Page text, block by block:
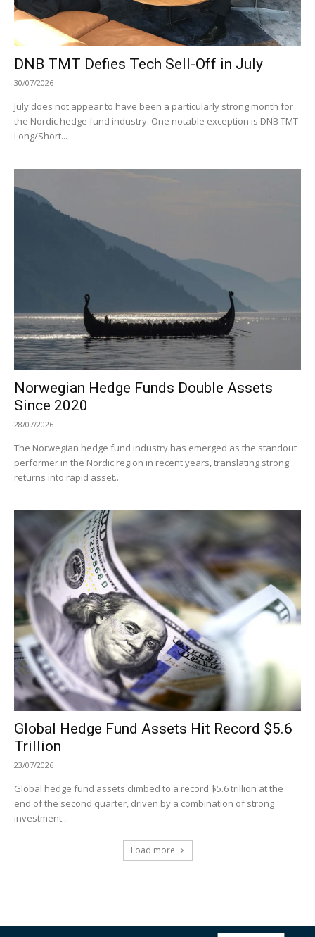
DNB TMT Defies Tech Sell-Off in July
30/07/2026
July does not appear to have been a particularly strong month for
the Nordic hedge fund industry. One notable exception is DNB TMT
Long/Short...
Norwegian Hedge Funds Double Assets
Since 2020
28/07/2026
The Norwegian hedge fund industry has emerged as the standout
performer in the Nordic region in recent years, translating strong
returns into rapid asset...
Global Hedge Fund Assets Hit Record $5.6
Trillion
23/07/2026
Global hedge fund assets climbed to a record $5.6 trillion at the
end of the second quarter, driven by a combination of strong
investment...
Load more